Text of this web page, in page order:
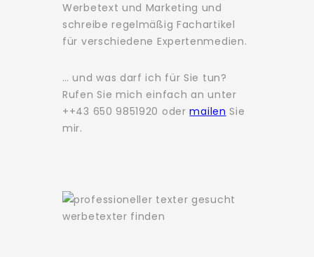
Werbetext und Marketing und
schreibe regelmäßig Fachartikel
für verschiedene Expertenmedien.
… und was darf ich für Sie tun?
Rufen Sie mich einfach an unter
++43 650 9851920 odermailen Sie
mir.